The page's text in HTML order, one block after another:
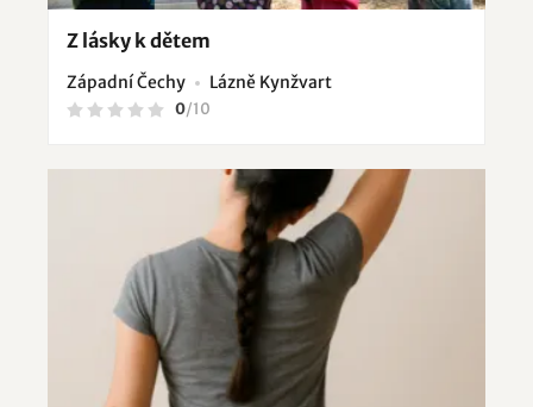
Z lásky k dětem
Západní Čechy Lázně Kynžvart
0/10